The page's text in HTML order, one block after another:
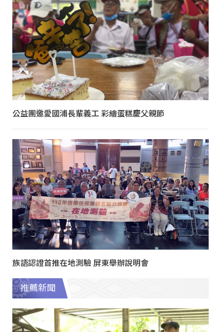
公益團邀愛國浦長輩義工 彩繪蛋糕慶父親節
族語認證首推在地測驗 屏東舉辦說明會
推薦新聞